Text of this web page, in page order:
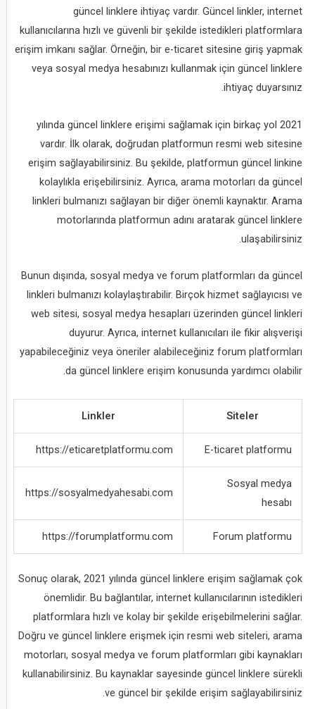
güncel linklere ihtiyaç vardır. Güncel linkler, internet
kullanıcılarına hızlı ve güvenli bir şekilde istedikleri platformlara
erişim imkanı sağlar. Örneğin, bir e-ticaret sitesine giriş yapmak
veya sosyal medya hesabınızı kullanmak için güncel linklere
ihtiyaç duyarsınız.
2021 yılında güncel linklere erişimi sağlamak için birkaç yol
vardır. İlk olarak, doğrudan platformun resmi web sitesine
erişim sağlayabilirsiniz. Bu şekilde, platformun güncel linkine
kolaylıkla erişebilirsiniz. Ayrıca, arama motorları da güncel
linkleri bulmanızı sağlayan bir diğer önemli kaynaktır. Arama
motorlarında platformun adını aratarak güncel linklere
ulaşabilirsiniz.
Bunun dışında, sosyal medya ve forum platformları da güncel
linkleri bulmanızı kolaylaştırabilir. Birçok hizmet sağlayıcısı ve
web sitesi, sosyal medya hesapları üzerinden güncel linkleri
duyurur. Ayrıca, internet kullanıcıları ile fikir alışverişi
yapabileceğiniz veya öneriler alabileceğiniz forum platformları
da güncel linklere erişim konusunda yardımcı olabilir.
Siteler
Linkler
E-ticaret platformu
https://eticaretplatformu.com
Sosyal medya
hesabı
https://sosyalmedyahesabi.com
Forum platformu
https://forumplatformu.com
Sonuç olarak, 2021 yılında güncel linklere erişim sağlamak çok
önemlidir. Bu bağlantılar, internet kullanıcılarının istedikleri
platformlara hızlı ve kolay bir şekilde erişebilmelerini sağlar.
Doğru ve güncel linklere erişmek için resmi web siteleri, arama
motorları, sosyal medya ve forum platformları gibi kaynakları
kullanabilirsiniz. Bu kaynaklar sayesinde güncel linklere sürekli
ve güncel bir şekilde erişim sağlayabilirsiniz.